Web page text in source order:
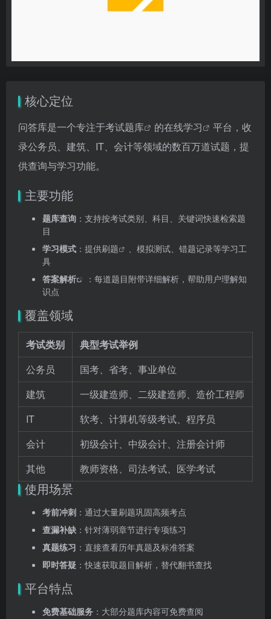
核心定位
问答库是一个专注于考试题库 的在线学习
平台，收
录公务员、建筑、IT、会计等领域的数百万道试题，提
供查询与学习功能。
主要功能
题库查询 ：支持按考试类别、科目、关键词快速检索题
目
学习模式 ：提供刷题
、模拟测试、错题记录等学习工
具
答案解析
：每道题目附带详细解析，帮助用户理解知
识点
覆盖领域
考试类别
典型考试举例
公务员
国考、省考、事业单位
建筑
一级建造师、二级建造师、造价工程师
IT
软考、计算机等级考试、程序员
会计
初级会计、中级会计、注册会计师
其他
教师资格、司法考试、医学考试
使用场景
考前冲刺 ：通过大量刷题巩固高频考点
查漏补缺 ：针对薄弱章节进行专项练习
真题练习 ：直接查看历年真题及标准答案
即时答疑 ：快速获取题目解析，替代翻书查找
平台特点
免费基础服务 ：大部分题库内容可免费查阅